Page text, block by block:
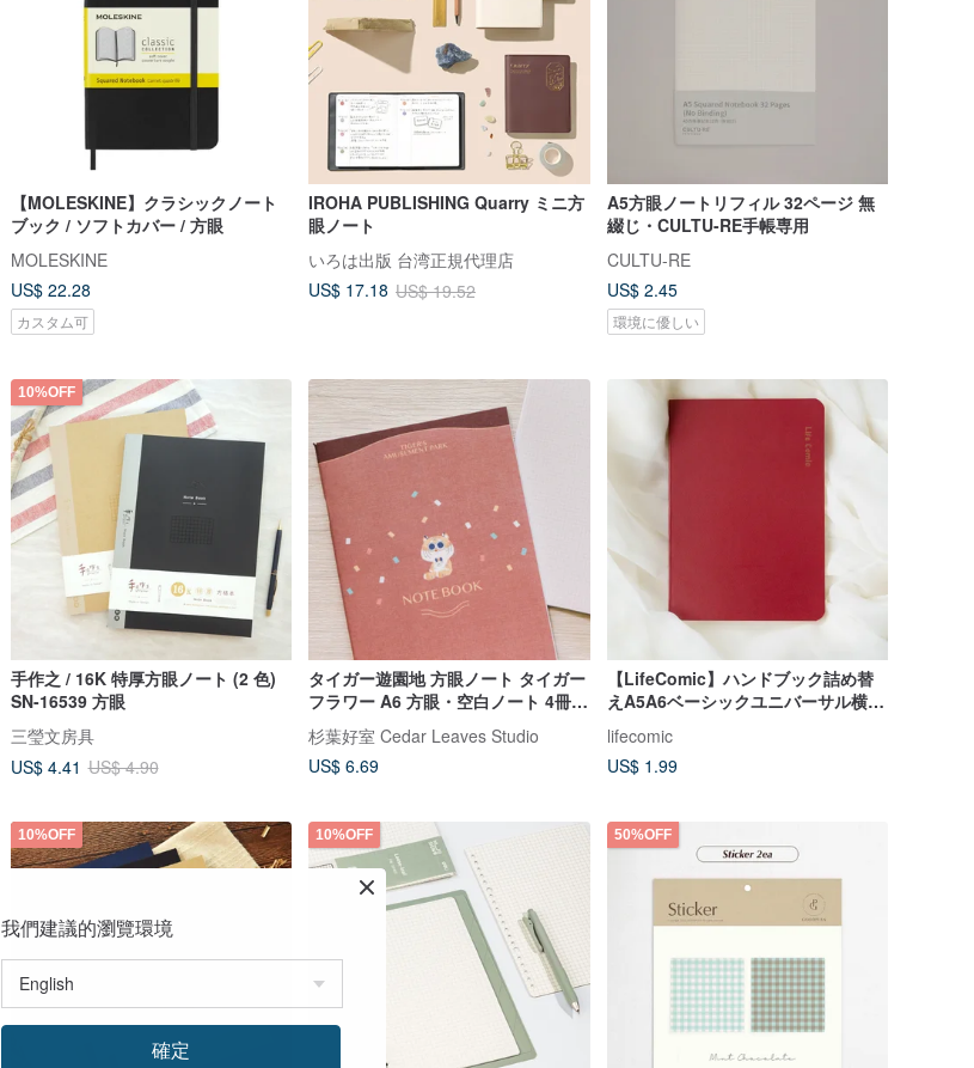
【MOLESKINE】クラシックノート
ブック / ソフトカバー / 方眼
MOLESKINE
US$ 22.28
カスタム可
IROHA PUBLISHING Quarry ミニ方
眼ノート
いろは出版 台湾正規代理店
US$ 17.18 US$ 19.52
A5方眼ノートリフィル 32ページ 無
綴じ・CULTU-RE手帳専用
CULTU-RE
US$ 2.45
環境に優しい
10%OFF
手作之 / 16K 特厚方眼ノート (2 色)
SN-16539 方眼
三瑩文房具
US$ 4.41 US$ 4.90
タイガー遊園地 方眼ノート タイガー
フラワー A6 方眼・空白ノート 4冊セ
ット
杉葉好室 Cedar Leaves Studio
US$ 6.69
【LifeComic】ハンドブック詰め替
えA5A6ベーシックユニバーサル横線
空白四角を平らにできるノート
lifecomic
US$ 1.99
10%OFF 10%OFF 50%OFF
我們建議的瀏覽環境
確定